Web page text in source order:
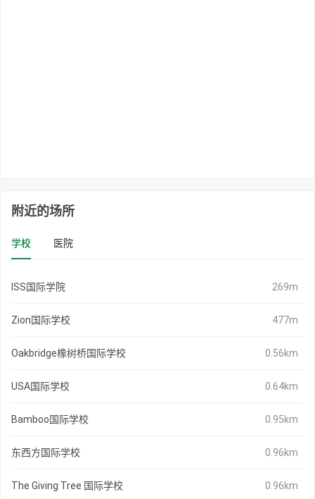
附近的场所
学校 医院
ISS国际学院 269m
Zion国际学校 477m
Oakbridge橡树桥国际学校 0.56km
USA国际学校 0.64km
Bamboo国际学校 0.95km
东西方国际学校 0.96km
The Giving Tree 国际学校 0.96km